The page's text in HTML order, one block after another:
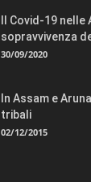
Il Covid-19
sopravvivenza
30/09/2020
In Assam e
tribali
02/12/2015